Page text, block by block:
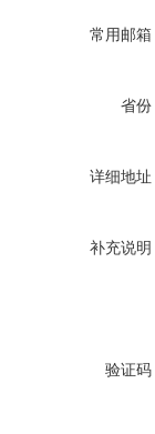
常用邮箱
省份
详细地址
补充说明
验证码